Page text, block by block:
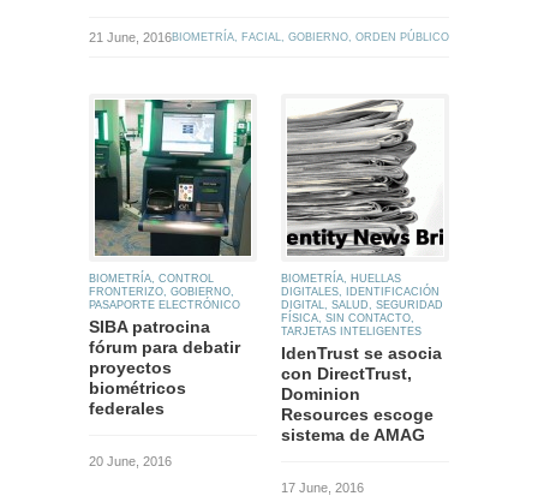
21 June, 2016BIOMETRÍA, FACIAL, GOBIERNO, ORDEN PÚBLICO
BIOMETRÍA, CONTROL
FRONTERIZO, GOBIERNO,
PASAPORTE ELECTRÓNICO
SIBA patrocina
fórum para debatir
proyectos
biométricos
federales
20 June, 2016
BIOMETRÍA, HUELLAS
DIGITALES,
IDENTIFICACIÓN
DIGITAL, SALUD, SEGURIDAD
FÍSICA, SIN CONTACTO,
TARJETAS INTELIGENTES
IdenTrust se asocia
con DirectTrust,
Dominion
Resources escoge
sistema de AMAG
17 June, 2016